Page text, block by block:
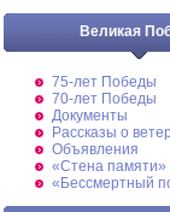
Великая
75-лет Победы
70-лет Победы
Документы
Рассказы о
Объявления
«Стена памяти»
«Бессмертный